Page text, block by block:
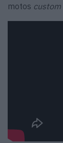
motos custom